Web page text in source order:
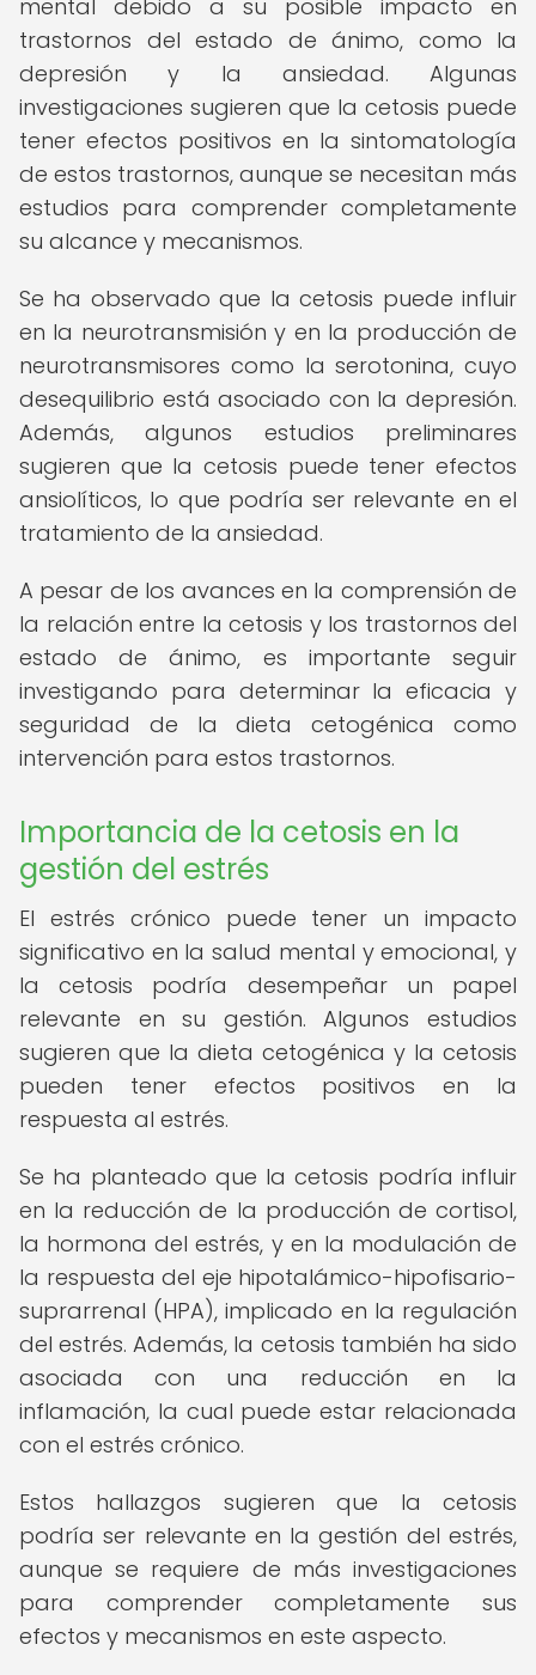
mental debido a su posible impacto en
trastornos del estado de ánimo, como la
depresión y la ansiedad. Algunas
investigaciones sugieren que la cetosis puede
tener efectos positivos en la sintomatología
de estos trastornos, aunque se necesitan más
estudios para comprender completamente
su alcance y mecanismos.
Se ha observado que la cetosis puede influir
en la neurotransmisión y en la producción de
neurotransmisores como la serotonina, cuyo
desequilibrio está asociado con la depresión.
Además, algunos estudios preliminares
sugieren que la cetosis puede tener efectos
ansiolíticos, lo que podría ser relevante en el
tratamiento de la ansiedad.
A pesar de los avances en la comprensión de
la relación entre la cetosis y los trastornos del
estado de ánimo, es importante seguir
investigando para determinar la eficacia y
seguridad de la dieta cetogénica como
intervención para estos trastornos.
Importancia de la cetosis en la
gestión del estrés
El estrés crónico puede tener un impacto
significativo en la salud mental y emocional, y
la cetosis podría desempeñar un papel
relevante en su gestión. Algunos estudios
sugieren que la dieta cetogénica y la cetosis
pueden tener efectos positivos en la
respuesta al estrés.
Se ha planteado que la cetosis podría influir
en la reducción de la producción de cortisol,
la hormona del estrés, y en la modulación de
la respuesta del eje hipotalámico-hipofisario-
suprarrenal (HPA), implicado en la regulación
del estrés. Además, la cetosis también ha sido
asociada con una reducción en la
inflamación, la cual puede estar relacionada
con el estrés crónico.
Estos hallazgos sugieren que la cetosis
podría ser relevante en la gestión del estrés,
aunque se requiere de más investigaciones
para comprender completamente sus
efectos y mecanismos en este aspecto.